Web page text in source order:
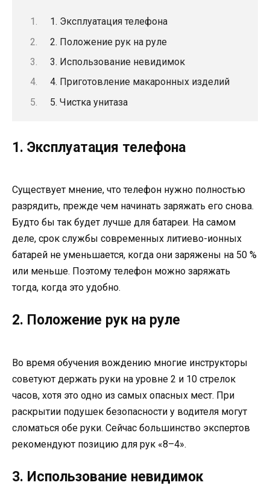
1. Эксплуатация телефона
2. Положение рук на руле
3. Использование невидимок
4. Приготовление макаронных изделий
5. Чистка унитаза
1. Эксплуатация телефона
Существует мнение, что телефон нужно полностью
разрядить, прежде чем начинать заряжать его снова.
Будто бы так будет лучше для батареи. На самом
деле, срок службы современных литиево-ионных
батарей не уменьшается, когда они заряжены на 50 %
или меньше. Поэтому телефон можно заряжать
тогда, когда это удобно.
2. Положение рук на руле
Во время обучения вождению многие инструкторы
советуют держать руки на уровне 2 и 10 стрелок
часов, хотя это одно из самых опасных мест. При
раскрытии подушек безопасности у водителя могут
сломаться обе руки. Сейчас большинство экспертов
рекомендуют позицию для рук «8–4».
3. Использование невидимок